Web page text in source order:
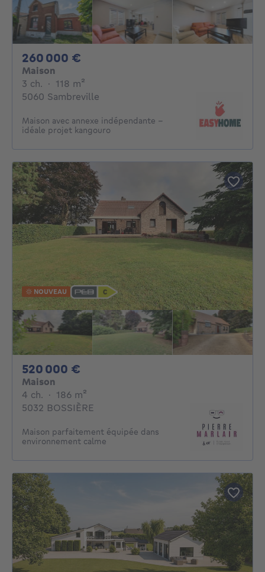
260 000 €
Maison
3 ch. 3 chambres
· 118 m²
5060 Sambreville
Maison avec annexe indépendante –
idéale projet kangouro
NOUVEAU
520 000 €
Maison
4 ch. 4 chambres
· 186 m²
5032 BOSSIÈRE
Maison parfaitement équipée dans
environnement calme